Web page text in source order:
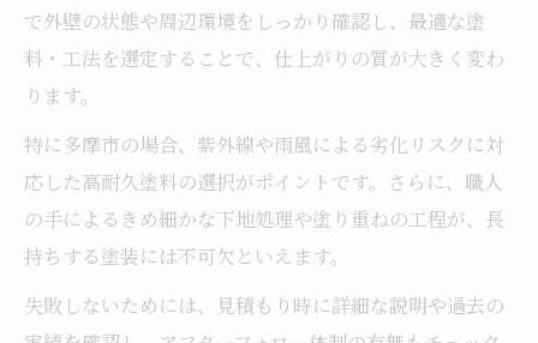
で外壁の状態や周辺環境をしっかり確認し、最適な塗
料・工法を選定することで、仕上がりの質が大きく変わ
ります。
特に多摩市の場合、紫外線や雨風による劣化リスクに対
応した高耐久塗料の選択がポイントです。さらに、職人
の手によるきめ細かな下地処理や塗り重ねの工程が、長
持ちする塗装には不可欠といえます。
失敗しないためには、見積もり時に詳細な説明や過去の